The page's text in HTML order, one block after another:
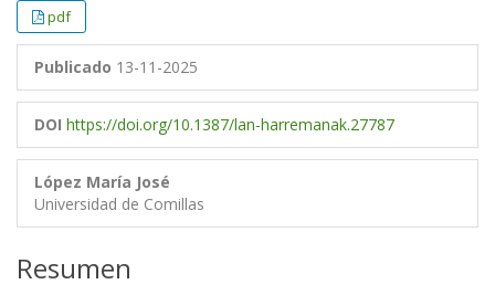
pdf
Publicado 13-11-2025
DOI https://doi.org/10.1387/lan-harremanak.27787
López María José
Universidad de Comillas
Resumen